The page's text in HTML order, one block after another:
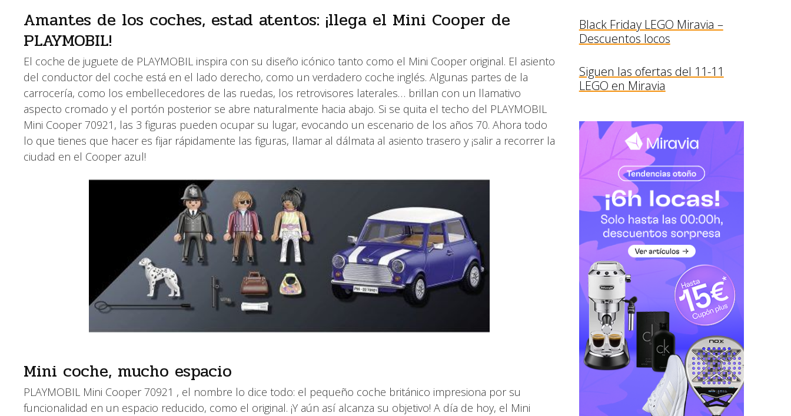
Amantes de los coches, estad atentos: ¡llega el Mini Cooper de
PLAYMOBIL!
El coche de juguete de PLAYMOBIL inspira con su diseño icónico tanto como el Mini Cooper original. El asiento
del conductor del coche está en el lado derecho, como un verdadero coche inglés. Algunas partes de la
carrocería, como los embellecedores de las ruedas, los retrovisores laterales… brillan con un llamativo
aspecto cromado y el portón posterior se abre naturalmente hacia abajo. Si se quita el techo del PLAYMOBIL
Mini Cooper 70921, las 3 figuras pueden ocupar su lugar, evocando un escenario de los años 70. Ahora todo
lo que tienes que hacer es fijar rápidamente las figuras, llamar al dálmata al asiento trasero y ¡salir a recorrer la
ciudad en el Cooper azul!
Mini coche, mucho espacio
PLAYMOBIL Mini Cooper 70921 , el nombre lo dice todo: el pequeño coche británico impresiona por su
funcionalidad en un espacio reducido, como el original. ¡Y aún así alcanza su objetivo! A día de hoy, el Mini
Black Friday LEGO Miravia –
Descuentos locos
Siguen las ofertas del 11-11
LEGO en Miravia